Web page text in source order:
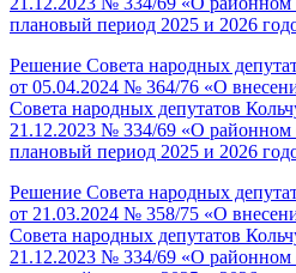
плановый период 2025 и 2026
Решение Совета народных
от 05.04.2024 № 364/76 «О
Совета народных депутатов
21.12.2023 № 334/69 «О районном
плановый период 2025 и 2026
Решение Совета народных
от 21.03.2024 № 358/75 «О
Совета народных депутатов
21.12.2023 № 334/69 «О районном